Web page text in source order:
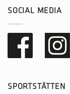
SOCIAL MEDIA
SPORTSTÄTTEN